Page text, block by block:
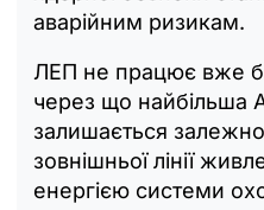
аварійним ризикам.
ЛЕП не працює вже
через що найбільша
залишається
зовнішньої лінії
енергією системи